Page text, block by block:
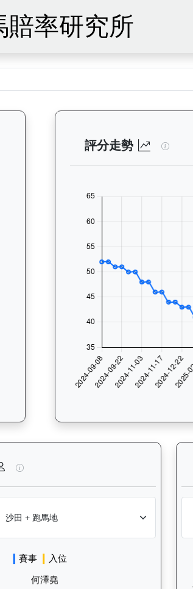
賠率研究所
資料：查看香港賽馬會賽駒的完
評分走勢 加
賽駒在不同途程距離（1000
加州活力（J131）— 騎師統計